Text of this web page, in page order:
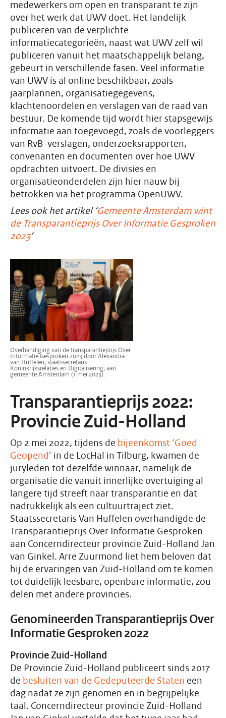
medewerkers om open en transparant te zijn
over het werk dat UWV doet. Het landelijk
publiceren van de verplichte
informatiecategorieën, naast wat UWV zelf wil
publiceren vanuit het maatschappelijk belang,
gebeurt in verschillende fasen. Veel informatie
van UWV is al online beschikbaar, zoals
jaarplannen, organisatiegegevens,
klachtenoordelen en verslagen van de raad van
bestuur. De komende tijd wordt hier stapsgewijs
informatie aan toegevoegd, zoals de voorleggers
van RvB-verslagen, onderzoeksrapporten,
convenanten en documenten over hoe UWV
opdrachten uitvoert. De divisies en
organisatieonderdelen zijn hier nauw bij
betrokken via het programma OpenUWV.
Lees ook het artikel ‘Gemeente Amsterdam wint
de Transparantieprijs Over Informatie Gesproken
2023‘
Overhandiging van de transparantieprijs Over
Informatie Gesproken 2023 door Alexandra
van Huffelen, staatssecretaris
Koninkrijksrelaties en Digitalisering, aan
gemeente Amsterdam (1 mei 2023).
Transparantieprijs 2022:
Provincie Zuid-Holland
Op 2 mei 2022, tijdens de bijeenkomst ‘Goed
Geopend’ in de LocHal in Tilburg, kwamen de
juryleden tot dezelfde winnaar, namelijk de
organisatie die vanuit innerlijke overtuiging al
langere tijd streeft naar transparantie en dat
nadrukkelijk als een cultuurtraject ziet.
Staatssecretaris Van Huffelen overhandigde de
Transparantieprijs Over Informatie Gesproken
aan Concerndirecteur provincie Zuid-Holland Jan
van Ginkel. Arre Zuurmond liet hem beloven dat
hij de ervaringen van Zuid-Holland om te komen
tot duidelijk leesbare, openbare informatie, zou
delen met andere provincies.
Genomineerden Transparantieprijs Over
Informatie Gesproken 2022
Provincie Zuid-Holland
De Provincie Zuid-Holland publiceert sinds 2017
de besluiten van de Gedeputeerde Staten een
dag nadat ze zijn genomen en in begrijpelijke
taal. Concerndirecteur provincie Zuid-Holland